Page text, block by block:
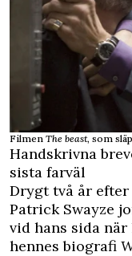
Filmen The beast, som
Handskrivna
sista farväl
Drygt två år
Patrick Swayze
vid hans sida
hennes biografi